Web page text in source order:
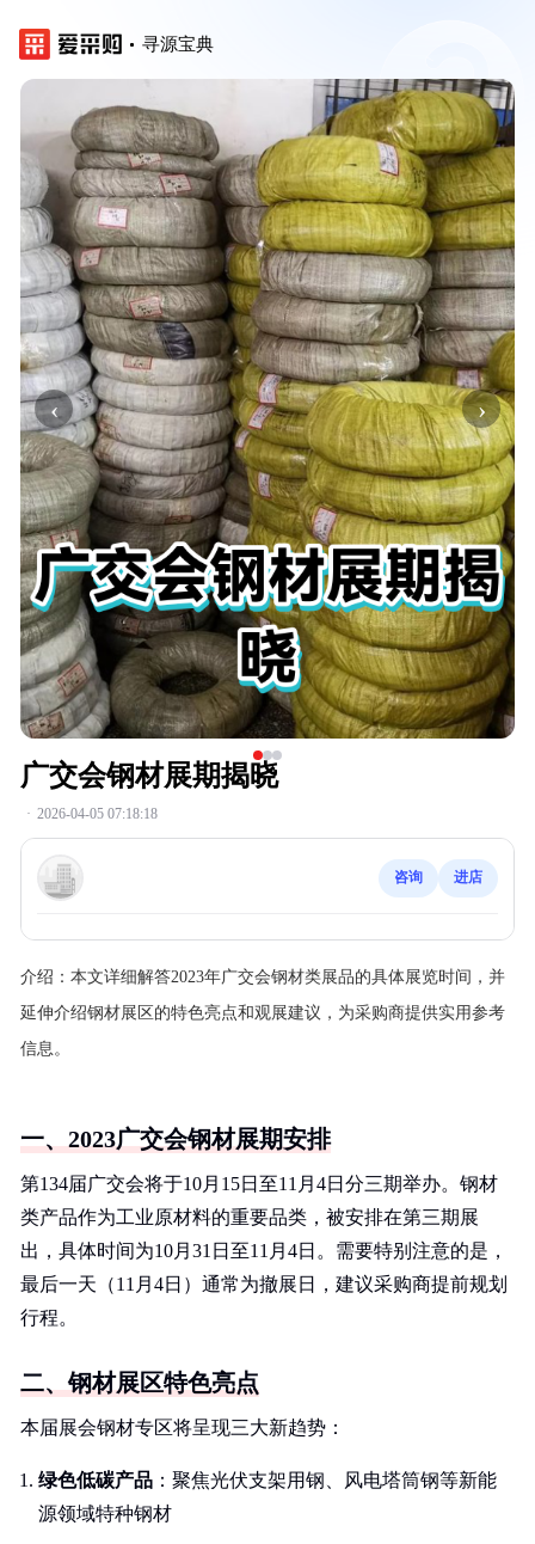
寻源宝典
‹ ›
广交会钢材展期揭晓
· 2026-04-05 07:18:18
咨询 进店
介绍： 本文详细解答2023年广交会钢材类展品的具体展览时间，并
延伸介绍钢材展区的特色亮点和观展建议，为采购商提供实用参考
信息。
一、2023广交会钢材展期安排
第134届广交会将于10月15日至11月4日分三期举办。钢材
类产品作为工业原材料的重要品类，被安排在第三期展
出，具体时间为10月31日至11月4日。需要特别注意的是，
最后一天（11月4日）通常为撤展日，建议采购商提前规划
行程。
二、钢材展区特色亮点
本届展会钢材专区将呈现三大新趋势：
绿色低碳产品 ：聚焦光伏支架用钢、风电塔筒钢等新能
源领域特种钢材